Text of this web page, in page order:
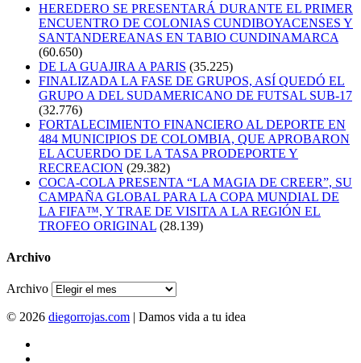
HEREDERO SE PRESENTARÁ DURANTE EL PRIMER
ENCUENTRO DE COLONIAS CUNDIBOYACENSES Y
SANTANDEREANAS EN TABIO CUNDINAMARCA
(60.650)
DE LA GUAJIRA A PARIS (35.225)
FINALIZADA LA FASE DE GRUPOS, ASÍ QUEDÓ EL
GRUPO A DEL SUDAMERICANO DE FUTSAL SUB-17
(32.776)
FORTALECIMIENTO FINANCIERO AL DEPORTE EN
484 MUNICIPIOS DE COLOMBIA, QUE APROBARON
EL ACUERDO DE LA TASA PRODEPORTE Y
RECREACION (29.382)
COCA-COLA PRESENTA “LA MAGIA DE CREER”, SU
CAMPAÑA GLOBAL PARA LA COPA MUNDIAL DE
LA FIFA™, Y TRAE DE VISITA A LA REGIÓN EL
TROFEO ORIGINAL (28.139)
Archivo
Archivo
© 2026 diegorrojas.com | Damos vida a tu idea